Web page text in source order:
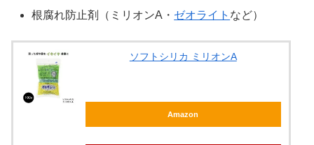
根腐れ防止剤（ミリオンA・ ゼオライト など）
ソフトシリカ ミリオンA
Amazon